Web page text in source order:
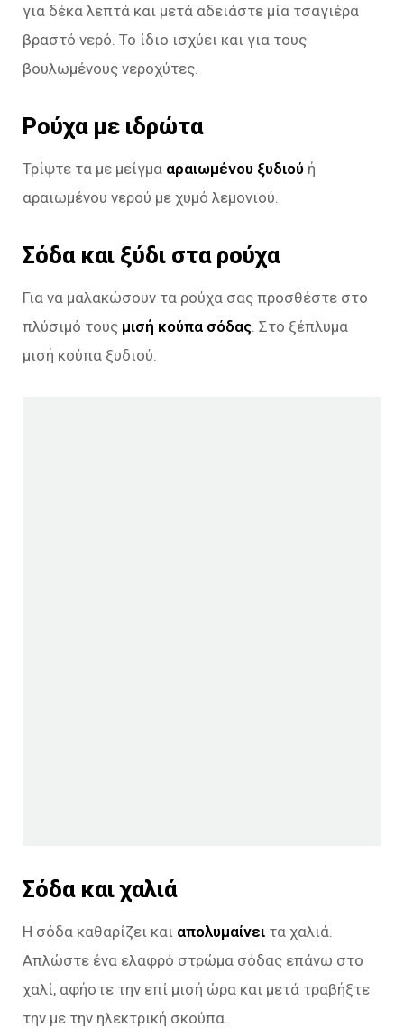
για δέκα λεπτά και μετά αδειάστε μία τσαγιέρα
βραστό νερό. Το ίδιο ισχύει και για τους
βουλωμένους νεροχύτες.
Ρούχα με ιδρώτα
Τρίψτε τα με μείγμα αραιωμένου ξυδιού ή
αραιωμένου νερού με χυμό λεμονιού.
Σόδα και ξύδι στα ρούχα
Για να μαλακώσουν τα ρούχα σας προσθέστε στο
πλύσιμό τους μισή κούπα σόδας . Στο ξέπλυμα
μισή κούπα ξυδιού.
Σόδα και χαλιά
Η σόδα καθαρίζει και απολυμαίνει τα χαλιά.
Απλώστε ένα ελαφρό στρώμα σόδας επάνω στο
χαλί, αφήστε την επί μισή ώρα και μετά τραβήξτε
την με την ηλεκτρική σκούπα.